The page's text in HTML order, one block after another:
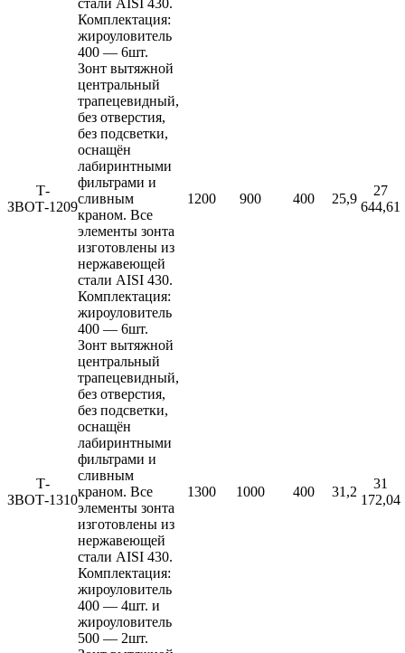
стали AISI 430.
Комплектация:
жироуловитель
400 — 6шт.
Т-
ЗВОТ-1209
Зонт вытяжной
центральный
трапецевидный,
без отверстия,
без подсветки,
оснащён
лабиринтными
фильтрами и
сливным
краном. Все
элементы зонта
изготовлены из
нержавеющей
стали AISI 430.
Комплектация:
жироуловитель
400 — 6шт.
1200 900 400 25,9
27
644,61
Т-
ЗВОТ-1310
Зонт вытяжной
центральный
трапецевидный,
без отверстия,
без подсветки,
оснащён
лабиринтными
фильтрами и
сливным
краном. Все
элементы зонта
изготовлены из
нержавеющей
стали AISI 430.
Комплектация:
жироуловитель
400 — 4шт. и
жироуловитель
500 — 2шт.
1300 1000 400 31,2
31
172,04